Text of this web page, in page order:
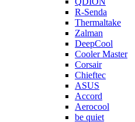
R-Senda
Thermaltake
Zalman
DeepCool
Cooler Master
Corsair
Chieftec
ASUS
Accord
Aerocool
be quiet